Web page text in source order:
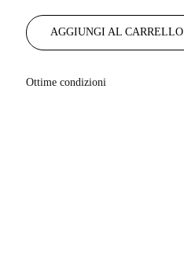
AGGIUNGI AL CARRELLO
Ottime condizioni